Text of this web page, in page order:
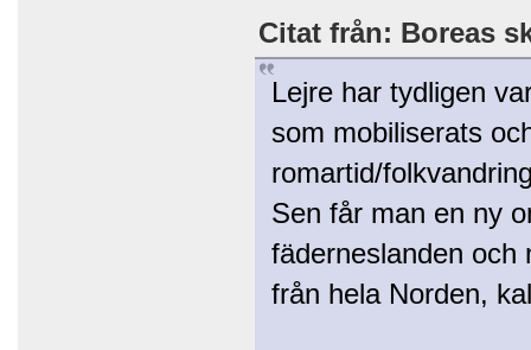
Citat från: Boreas
Lejre har tydligen
som mobiliserats
romartid/
Sen får man en ny
fäderneslanden och
från hela Norden,